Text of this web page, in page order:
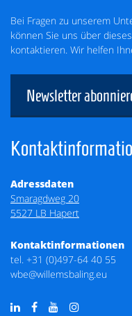
Bei Fragen zu unserem
können Sie uns über
kontaktieren. Wir helfen
Newsletter
Adressdaten
Smaragdweg 20
5527 LB Hapert
Kontaktinformationen
tel. +31 (0)497-64 40 55
wbe@willemsbaling.eu